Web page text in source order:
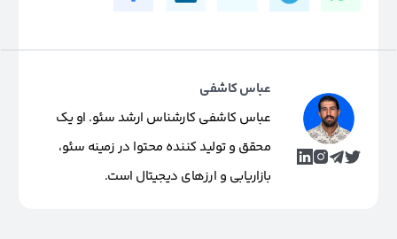
عباس کاشفی
عباس کاشفی کارشناس ارشد سئو. او یک
محقق و تولید کننده محتوا در زمینه سئو،
بازاریابی و ارزهای دیجیتال است.